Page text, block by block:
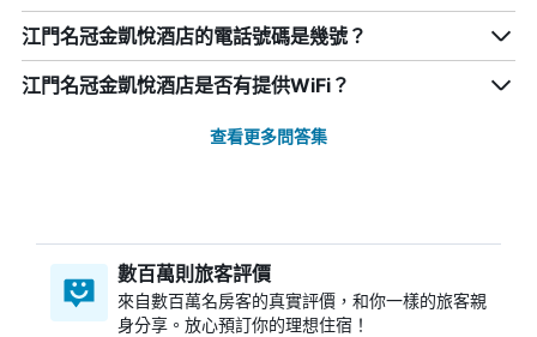
江門名冠金凱悅酒店的電話號碼是幾號？
江門名冠金凱悅酒店是否有提供WiFi？
查看更多問答集
數百萬則旅客評價
來自數百萬名房客的真實評價，和你一樣的旅客親
身分享。放心預訂你的理想住宿！